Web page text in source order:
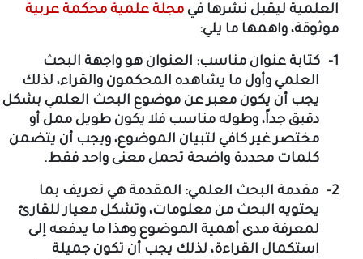
العلمية ليقبل نشرها فيمجلة علمية محكمة عربية
موثوقة، واهمها ما يلي:
كتابة عنوان مناسب: العنوان هو واجهة البحث
العلمي وأول ما يشاهده المحكمون والقراء، لذلك
يجب أن يكون معبر عن موضوع البحث العلمي بشكل
دقيق جداً، وطوله مناسب فلا يكون طويل ممل أو
مختصر غير كافي لتبيان الموضوع، ويجب أن يتضمن
كلمات محددة واضحة تحمل معنى واحد فقط.
مقدمة البحث العلمي: المقدمة هي تعريف بما
يحتويه البحث من معلومات، وتشكل معيار للقارئ
لمعرفة مدى أهمية الموضوع وهذا ما يدفعه إلى
استكمال القراءة، لذلك يجب أن تكون جميلة